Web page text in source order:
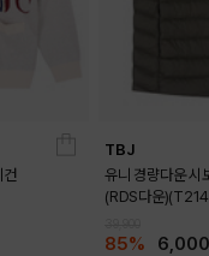
TBJ
유니 경량다운 시
(RDS다운
85% 6,000